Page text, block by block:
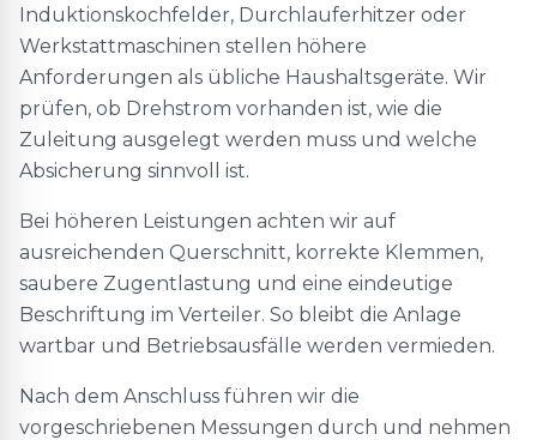
Induktionskochfelder, Durchlauferhitzer oder
Werkstattmaschinen stellen höhere
Anforderungen als übliche Haushaltsgeräte. Wir
prüfen, ob Drehstrom vorhanden ist, wie die
Zuleitung ausgelegt werden muss und welche
Absicherung sinnvoll ist.
Bei höheren Leistungen achten wir auf
ausreichenden Querschnitt, korrekte Klemmen,
saubere Zugentlastung und eine eindeutige
Beschriftung im Verteiler. So bleibt die Anlage
wartbar und Betriebsausfälle werden vermieden.
Nach dem Anschluss führen wir die
vorgeschriebenen Messungen durch und nehmen